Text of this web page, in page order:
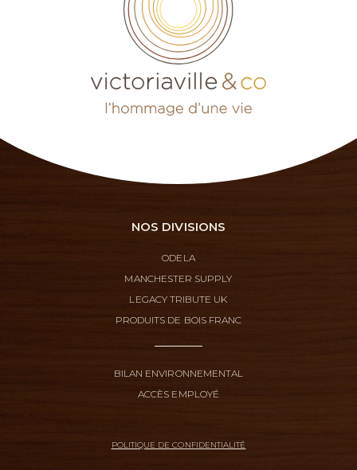
NOS DIVISIONS
ODELA
MANCHESTER SUPPLY
LEGACY TRIBUTE UK
PRODUITS DE BOIS FRANC
BILAN ENVIRONNEMENTAL
ACCÈS EMPLOYÉ
POLITIQUE DE CONFIDENTIALITÉ